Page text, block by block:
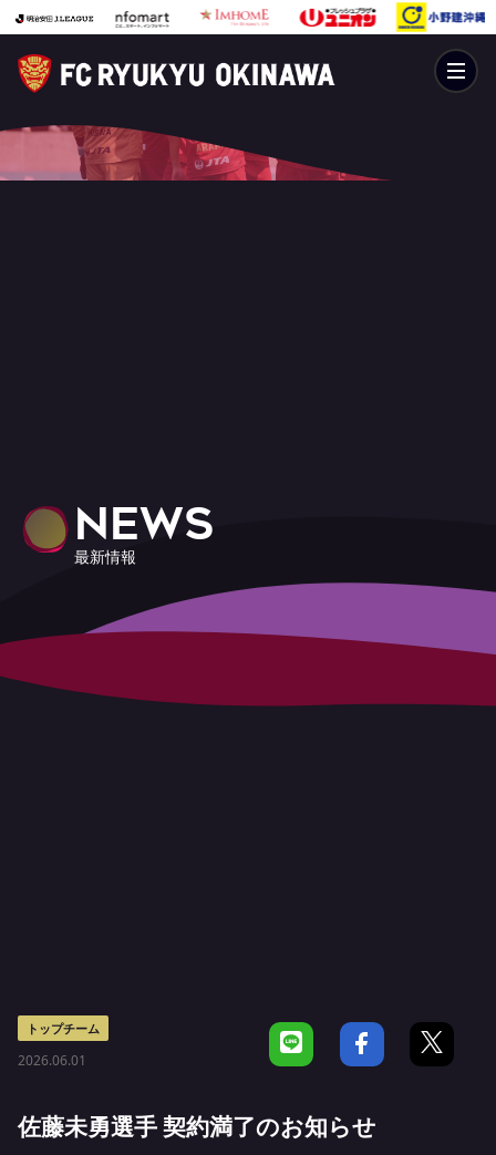
NEWS
最新情報
トップチーム
2026.06.01
佐藤未勇選手 契約満了のお知らせ